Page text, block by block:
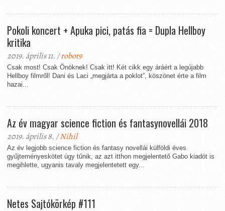
Pokoli koncert + Apuka pici, patás fia = Dupla Hellboy
kritika
2019. április 11. /robot9
Csak most! Csak Önöknek! Csak itt! Két cikk egy áráért a legújabb
Hellboy filmről! Dani és Laci „megjárta a poklot”, köszönet érte a film
hazai...
Az év magyar science fiction és fantasynovellái 2018
2019. április 8. /Nihil
Az év legjobb science fiction és fantasy novellái külföldi éves
gyűjteményeskötet úgy tűnik, az azt itthon megjelentető Gabo kiadót is
megihlette, ugyanis tavaly megjelentetett egy...
Netes Sajtókörkép #111